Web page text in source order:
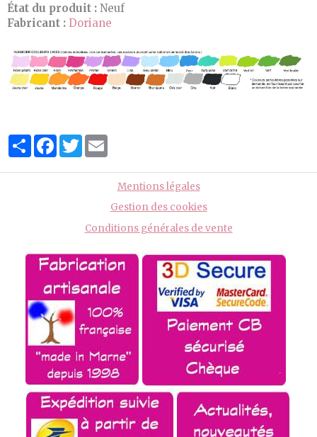
État du produit : Neuf
Fabricant : Doriane
PartagerFacebook
Twitter
Mentions légales
Gestion des cookies
Conditions générales de vente